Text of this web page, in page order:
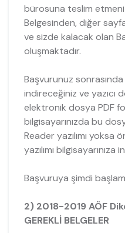
bürosuna teslim
Belgesinden, diğer
ve sizde kalacak olan
oluşmaktadır.
Başvurunuz sonrasında
indireceğiniz ve yazıcı
elektronik dosya PDF
bilgisayarınızda bu
Reader yazılımı yoksa
yazılımı bilgisayarınıza
Başvuruya şimdi
2) 2018-2019 AÖF
GEREKLİ BELGELER